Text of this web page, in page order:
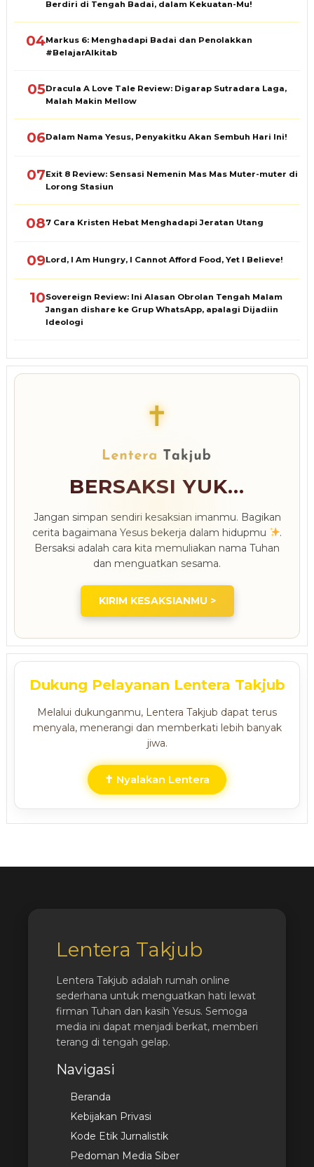
Berdiri di Tengah Badai, dalam Kekuatan-Mu!
04Markus 6: Menghadapi Badai dan Penolakkan
#BelajarAlkitab
05Dracula A Love Tale Review: Digarap Sutradara Laga,
Malah Makin Mellow
06Dalam Nama Yesus, Penyakitku Akan Sembuh Hari Ini!
07Exit 8 Review: Sensasi Nemenin Mas Mas Muter-muter di
Lorong Stasiun
087 Cara Kristen Hebat Menghadapi Jeratan Utang
09Lord, I Am Hungry, I Cannot Afford Food, Yet I Believe!
10Sovereign Review: Ini Alasan Obrolan Tengah Malam
Jangan dishare ke Grup WhatsApp, apalagi Dijadiin
Ideologi
✝
BERSAKSI YUK...
Jangan simpan sendiri kesaksian imanmu. Bagikan
cerita bagaimana Yesus bekerja dalam hidupmu
.
Bersaksi adalah cara kita memuliakan nama Tuhan
dan menguatkan sesama.
KIRIM KESAKSIANMU >
Dukung Pelayanan Lentera Takjub
Melalui dukunganmu, Lentera Takjub dapat terus
menyala, menerangi dan memberkati lebih banyak
jiwa.
✝ Nyalakan Lentera
Lentera Takjub
Lentera Takjub adalah rumah online
sederhana untuk menguatkan hati lewat
firman Tuhan dan kasih Yesus. Semoga
media ini dapat menjadi berkat, memberi
terang di tengah gelap.
Navigasi
Beranda
Kebijakan Privasi
Kode Etik Jurnalistik
Pedoman Media Siber